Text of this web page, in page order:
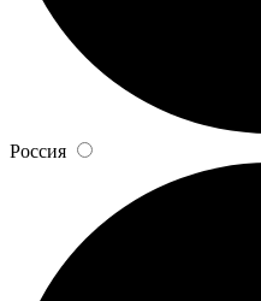
Россия